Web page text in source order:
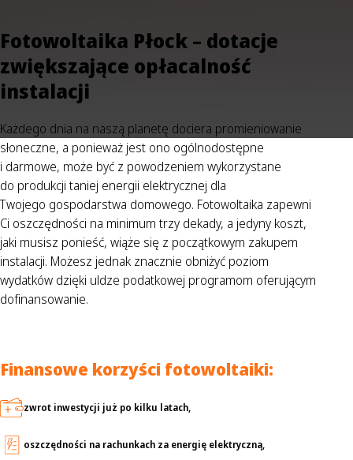
Fotowoltaika Płock – dotacje
zwiększające opłacalność
instalacji
Każdego dnia na naszą planetę dociera promieniowanie
słoneczne, a ponieważ jest ono ogólnodostępne
i darmowe, może być z powodzeniem wykorzystane
do produkcji taniej energii elektrycznej dla
Twojego gospodarstwa domowego. Fotowoltaika zapewni
Ci oszczędności na minimum trzy dekady, a jedyny koszt,
jaki musisz ponieść, wiąże się z początkowym zakupem
instalacji. Możesz jednak znacznie obniżyć poziom
wydatków dzięki uldze podatkowej programom oferującym
dofinansowanie.
Finansowe korzyści fotowoltaiki:
zwrot inwestycji już po kilku latach,
oszczędności na rachunkach za energię elektryczną,